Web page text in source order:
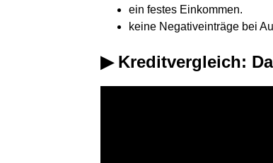
ein festes Einkommen.
keine Negativeinträge bei
▶ Kreditvergleich: